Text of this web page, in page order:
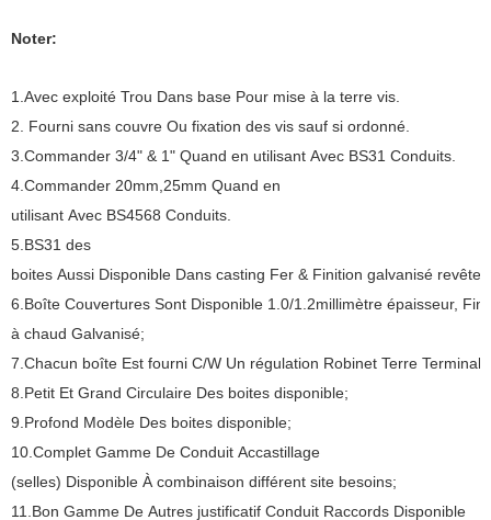
Noter:
1.Avec exploité Trou Dans base Pour mise à la terre vis.
2. Fourni sans couvre Ou fixation des vis sauf si ordonné.
3.Commander 3/4" & 1" Quand en utilisant Avec BS31 Conduits.
4.Commander 20mm,25mm Quand en
utilisant Avec BS4568 Conduits.
5.BS31 des
boites Aussi Disponible Dans casting Fer & Finition galvanisé
6.Boîte Couvertures Sont Disponible 1.0/1.2millimètre épaisseur,
à chaud Galvanisé;
7.Chacun boîte Est fourni C/W Un régulation Robinet Terre Terminal
8.Petit Et Grand Circulaire Des boites disponible;
9.Profond Modèle Des boites disponible;
10.Complet Gamme De Conduit Accastillage
(selles) Disponible À combinaison différent site besoins;
11.Bon Gamme De Autres justificatif Conduit Raccords Disponible